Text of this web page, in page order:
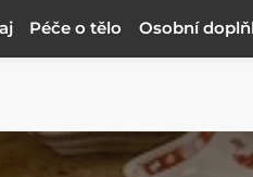
Péče o tělo Osobní